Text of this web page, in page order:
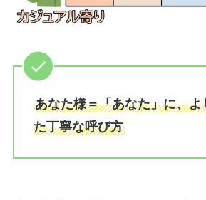
あなた様＝「あなた」に、よ
た丁寧な呼び方